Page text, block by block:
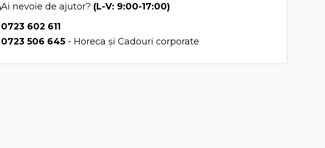
Ai nevoie de ajutor? (L-V: 9:00-17:00)
0723 602 611
0723 506 645- Horeca și Cadouri corporate